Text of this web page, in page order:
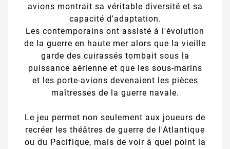
avions montrait sa véritable diversité et sa
capacité d'adaptation.
Les contemporains ont assisté à l'évolution
de la guerre en haute mer alors que la vieille
garde des cuirassés tombait sous la
puissance aérienne et que les sous-marins
et les porte-avions devenaient les pièces
maîtresses de la guerre navale.
Le jeu permet non seulement aux joueurs de
recréer les théâtres de guerre de l'Atlantique
ou du Pacifique, mais de voir à quel point la